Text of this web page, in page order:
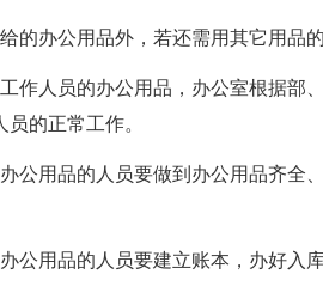
给的办公用品外，若还需用其它用品
工作人员的办公用品，办公室根据
的正常工作。
办公用品的人员要做到办公用品齐全
办公用品的人员要建立账本，办好入